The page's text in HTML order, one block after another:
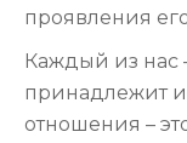
проявления
Каждый из нас
принадлежит
отношения –